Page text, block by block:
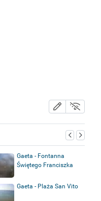
Gaeta - Fontanna
Świętego Franciszka
Gaeta - Plaża San Vito